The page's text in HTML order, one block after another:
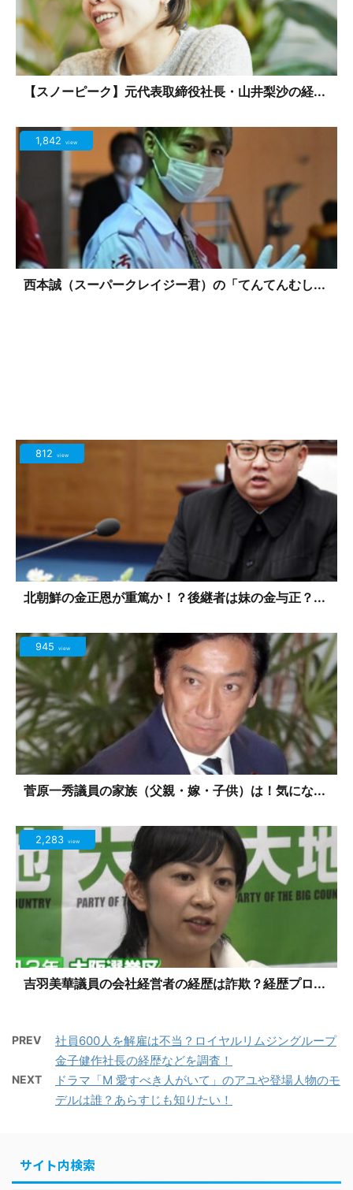
【スノーピーク】元代表取締役社長・山井梨沙の経...
1,842 view
西本誠（スーパークレイジー君）の「てんてんむし...
812 view
北朝鮮の金正恩が重篤か！？後継者は妹の金与正？...
945 view
菅原一秀議員の家族（父親・嫁・子供）は！気にな...
2,283 view
吉羽美華議員の会社経営者の経歴は詐欺？経歴プロ...
PREV
社員600人を解雇は不当？ロイヤルリムジングループ
金子健作社長の経歴などを調査！
NEXT
ドラマ「M 愛すべき人がいて」のアユや登場人物のモ
デルは誰？あらすじも知りたい！
サイト内検索